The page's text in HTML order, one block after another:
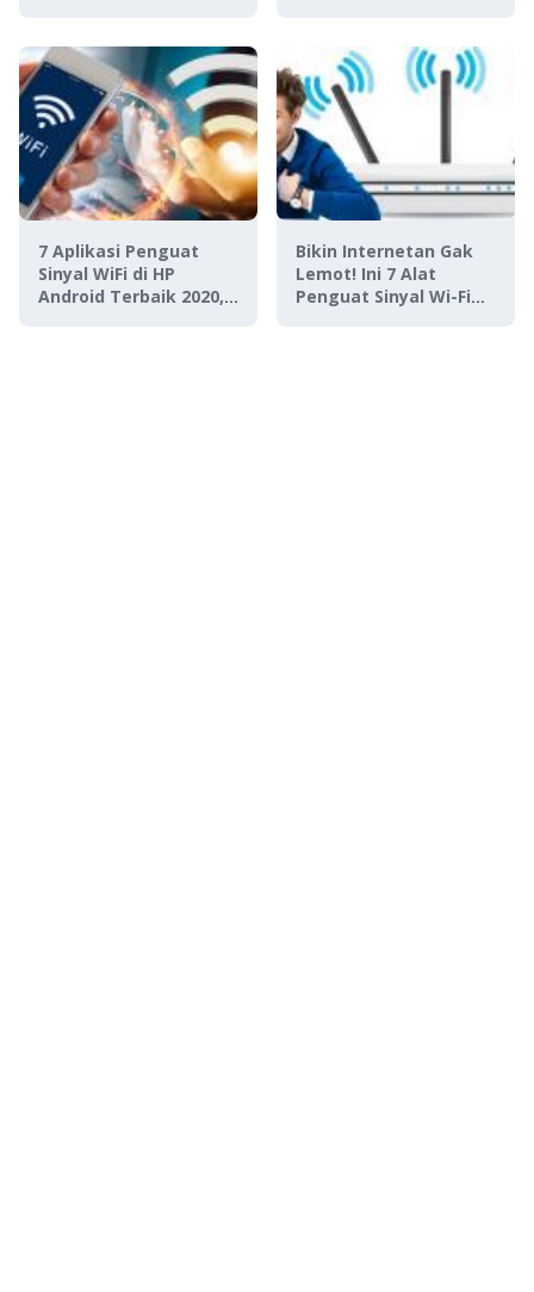
7 Aplikasi Penguat
Sinyal WiFi di HP
Android Terbaik 2020,
Bikin Internetan Gak
Lemot! Ini 7 Alat
Penguat Sinyal Wi-Fi